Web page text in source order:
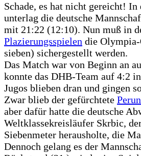
Schade, es hat nicht gereicht! In
unterlag die deutsche
mit 21:22 (12:10). Nun muß in
Plazierungsspielen die
sieben) sichergestellt werden.
Das Match war von Beginn an
konnte das DHB-Team auf 4:2
Jugos blieben dran und gingen
Zwar blieb der gefürchtete
aber dafür hatte die deutsche
Weltklassekreisläufer Skrbic,
Siebenmeter herausholte, die
Dennoch gelang es der